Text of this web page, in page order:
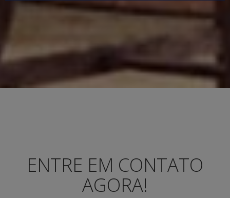
ENTRE EM CONTATO
AGORA!